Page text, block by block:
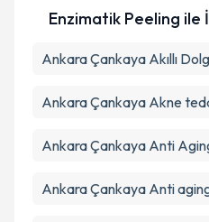
Takvim
Enzimatik Peeling ile
Ankara Çankaya Akıllı
Ankara Çankaya Akne
Ankara Çankaya Anti
Ankara Çankaya Anti